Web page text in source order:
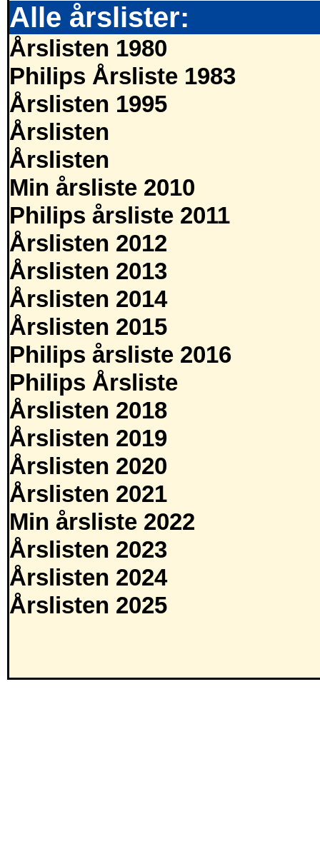
Alle årslister:
Årslisten 1980
Philips Årsliste 1983
Årslisten 1995
Årslisten
Årslisten
Min årsliste 2010
Philips årsliste 2011
Årslisten 2012
Årslisten 2013
Årslisten 2014
Årslisten 2015
Philips årsliste 2016
Philips Årsliste
Årslisten 2018
Årslisten 2019
Årslisten 2020
Årslisten 2021
Min årsliste 2022
Årslisten 2023
Årslisten 2024
Årslisten 2025